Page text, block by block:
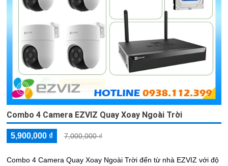
Combo 4 Camera EZVIZ Quay Xoay Ngoài Trời
5,900,000 ₫ 7,000,000 ₫
Combo 4 Camera Quay Xoay Ngoài Trời đến từ nhà EZVIZ với độ